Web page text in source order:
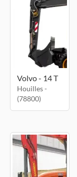
Volvo - 14 T
Houilles -
(78800)